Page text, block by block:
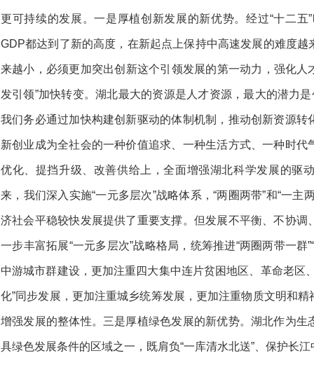
更可持续的发展。一是厚植创新发展的新优势。经过“十二
GDP都达到了新的高度，在新起点上保持中高速发展的难度
来越小，必须更加突出创新这个引领发展的第一动力，强化人
发引领”加快转变。湖北最大的资源是人才资源，最大的潜力
我们务必通过加快构建创新驱动的体制机制，推动创新资源
新创业成为全社会的一种价值追求、一种生活方式、一种时
优化、提挡升级、改善供给上，全面增强湖北科学发展的驱
来，我们深入实施“一元多层次”战略体系，“两圈两带”和“一
济社会平稳较快发展提供了重要支撑。但发展不平衡、不协
一步丰富拓展“一元多层次”战略格局，统筹推进“两圈两带一群
中游城市群建设，更加注重四大集中连片贫困地区、革命老区
化”同步发展，更加注重城乡统筹发展，更加注重物质文明和
增强发展的整体性。三是厚植绿色发展的新优势。湖北作为
具绿色发展条件的区域之一，既肩负“一库清水北送”、保护长